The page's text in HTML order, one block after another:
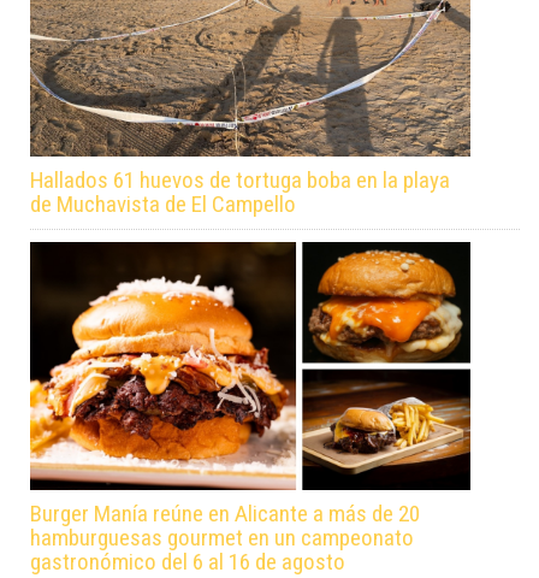
Hallados 61 huevos de tortuga boba en la playa
de Muchavista de El Campello
Burger Manía reúne en Alicante a más de 20
hamburguesas gourmet en un campeonato
gastronómico del 6 al 16 de agosto